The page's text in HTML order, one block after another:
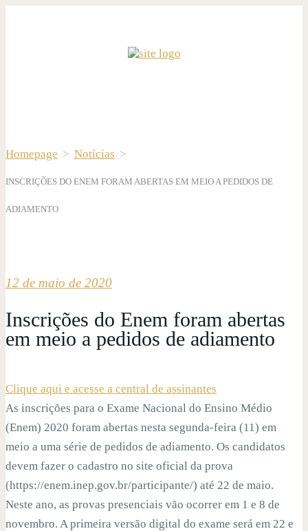
Homepage > Notícias >
INSCRIÇÕES DO ENEM FORAM ABERTAS EM MEIO A PEDIDOS DE
ADIAMENTO
12 de maio de 2020
Inscrições do Enem foram abertas
em meio a pedidos de adiamento
Clique aqui e acesse a central de assinantes
As inscrições para o Exame Nacional do Ensino Médio
(Enem) 2020 foram abertas nesta segunda-feira (11) em
meio a uma série de pedidos de adiamento. Os candidatos
devem fazer o cadastro no site oficial da prova
(https://enem.inep.gov.br/participante/) até 22 de maio.
Neste ano, as provas presenciais vão ocorrer em 1 e 8 de
novembro. A primeira versão digital do exame será em 22 e